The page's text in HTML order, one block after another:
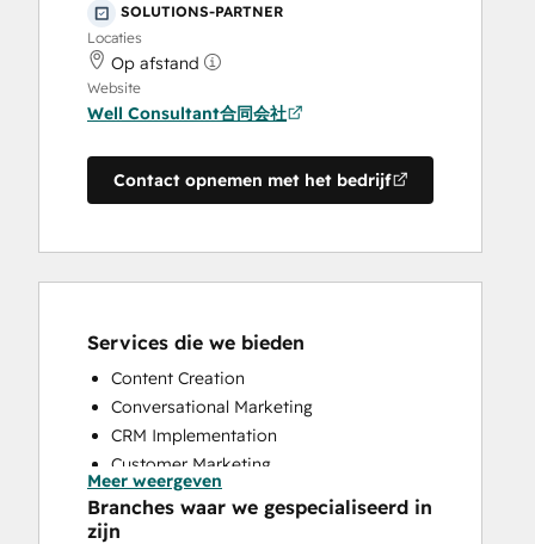
SOLUTIONS-PARTNER
Locaties
Op afstand
Website
Well Consultant合同会社
Contact opnemen met het bedrijf
Services die we bieden
Content Creation
Conversational Marketing
CRM Implementation
Customer Marketing
Customer Survey and Analysis
Email Marketing
Meer weergeven
Branches waar we gespecialiseerd in
zijn